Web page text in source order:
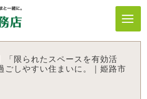
「限られたスペースを有効活
ごしやすい住まいに。｜姫路市